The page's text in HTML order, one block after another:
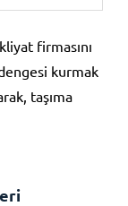
firmasını
kurmak
taşıma